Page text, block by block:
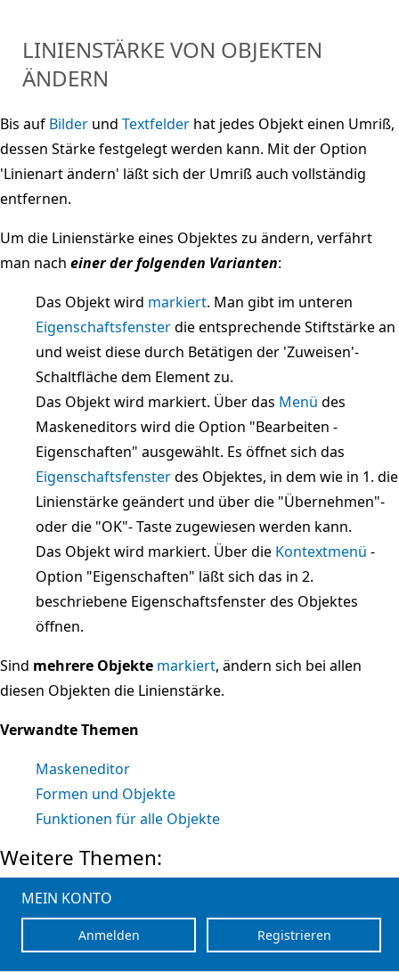
LINIENSTÄRKE VON OBJEKTEN
ÄNDERN
Bis auf Bilder und Textfelder hat jedes Objekt einen Umriß,
dessen Stärke festgelegt werden kann. Mit der Option
'Linienart ändern' läßt sich der Umriß auch vollständig
entfernen.
Um die Linienstärke eines Objektes zu ändern, verfährt
man nach einer der folgenden Varianten:
Das Objekt wird markiert. Man gibt im unteren
Eigenschaftsfensterdie entsprechende Stiftstärke an
und weist diese durch Betätigen der 'Zuweisen'-
Schaltfläche dem Element zu.
Das Objekt wird markiert. Über das Menü des
Maskeneditors wird die Option "Bearbeiten -
Eigenschaften" ausgewählt. Es öffnet sich das
Eigenschaftsfensterdes Objektes, in dem wie in 1. die
Linienstärke geändert und über die "Übernehmen"-
oder die "OK"- Taste zugewiesen werden kann.
Das Objekt wird markiert. Über die Kontextmenü -
Option "Eigenschaften" läßt sich das in 2.
beschriebene Eigenschaftsfenster des Objektes
öffnen.
Sind mehrere Objekte markiert, ändern sich bei allen
diesen Objekten die Linienstärke.
Verwandte Themen
Maskeneditor
Formen und Objekte
Funktionen für alle Objekte
Weitere Themen:
MEIN KONTO
Registrieren
Anmelden